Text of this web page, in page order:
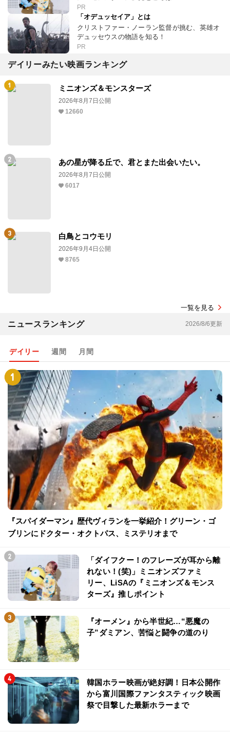
PR
「オデュッセイア」とは
クリストファー・ノーラン監督が挑む、英雄オ
デュッセウスの物語を知る！
PR
デイリーみたい映画ランキング
ミニオンズ＆モンスターズ
2026年8月7日公開
12660
あの星が降る丘で、君とまた出会いたい。
2026年8月7日公開
6017
白鳥とコウモリ
2026年9月4日公開
8765
一覧を見る
ニュースランキング 2026/8/6更新
デイリー 週間 月間
『スパイダーマン』歴代ヴィランを一挙紹介！グリーン・ゴ
ブリンにドクター・オクトパス、ミステリオまで
「ダイフクー！のフレーズが耳から離
れない！(笑)」ミニオンズファミ
リー、LiSAの『ミニオンズ＆モンス
ターズ』推しポイント
『オーメン』から半世紀…“悪魔の
子”ダミアン、苦悩と闘争の道のり
韓国ホラー映画が絶好調！日本公開作
から富川国際ファンタスティック映画
祭で目撃した最新ホラーまで